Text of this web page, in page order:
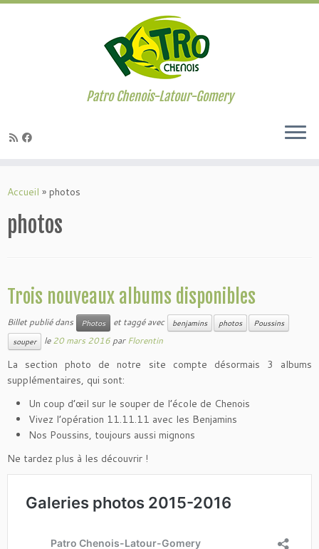
Passer
Patro Chenois-Latour-Gomery
Accueil » photos
photos
Trois nouveaux albums disponibles
Billet publié dans Photos et taggé avec benjamins photos
Poussins
souper
le20 mars 2016 parFlorentin
La section photo de notre site compte désormais 3 albums
supplémentaires, qui sont:
Un coup d’œil sur le souper de l’école de Chenois
Vivez l’opération 11.11.11 avec les Benjamins
Nos Poussins, toujours aussi mignons
Ne tardez plus à les découvrir !